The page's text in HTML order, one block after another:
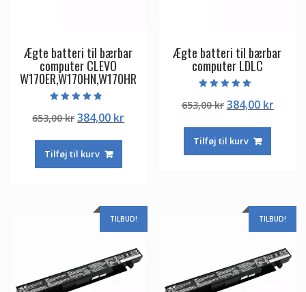
Ægte batteri til bærbar
computer CLEVO
W170ER,W170HN,W170HR
4.50
ud af 5
653,00krDen
pris
var:
384,00 krDen
Tilføj til kurv
Ægte batteri til bærbar
computer LDLC
5.00
ud af 5
653,00kr Den
pris
var:
384,00 krDen
Tilføj til kurv
TILBUD! TILBUD!